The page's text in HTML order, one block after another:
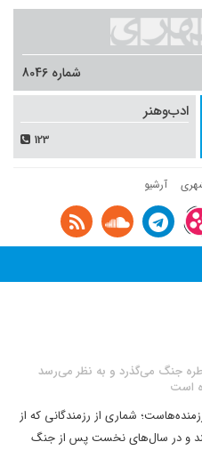
شماره 8046
ادب‌وهنر
123
آرشیو
جنگ می‌گذرد و به نظر می‌رسد
است
شماری از رزمندگانی که از
و در سال‌های نخست پس از جنگ